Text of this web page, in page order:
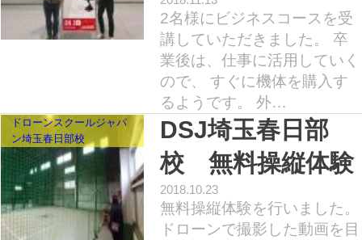
2名様にビジネスコースを受
講していただきました。 卒
業後は、仕事に活用していく
ので、 すぐに機体を購入す
るようです。 外…
ドローンスクールジャパ
ン埼玉春日部校
DSJ埼玉春日部
校 無料操縦体験
2018.10.23
無料操縦体験を行いました。
ドローンで撮影した動画を目